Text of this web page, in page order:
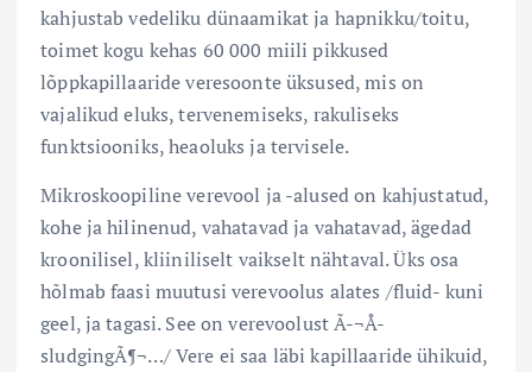
kahjustab vedeliku dünaamikat ja hapnikku/toitu,
toimet kogu kehas 60 000 miili pikkused
lõppkapillaaride veresoonte üksused, mis on
vajalikud eluks, tervenemiseks, rakuliseks
funktsiooniks, heaoluks ja tervisele.
Mikroskoopiline verevool ja -alused on kahjustatud,
kohe ja hilinenud, vahatavad ja vahatavad, ägedad
kroonilisel, kliiniliselt vaikselt nähtaval. Üks osa
hõlmab faasi muutusi verevoolus alates /fluid- kuni
geel, ja tagasi. See on verevoolust Ã-¬Å-
sludgingÃ¶¬…/ Vere ei saa läbi kapillaaride ühikuid,